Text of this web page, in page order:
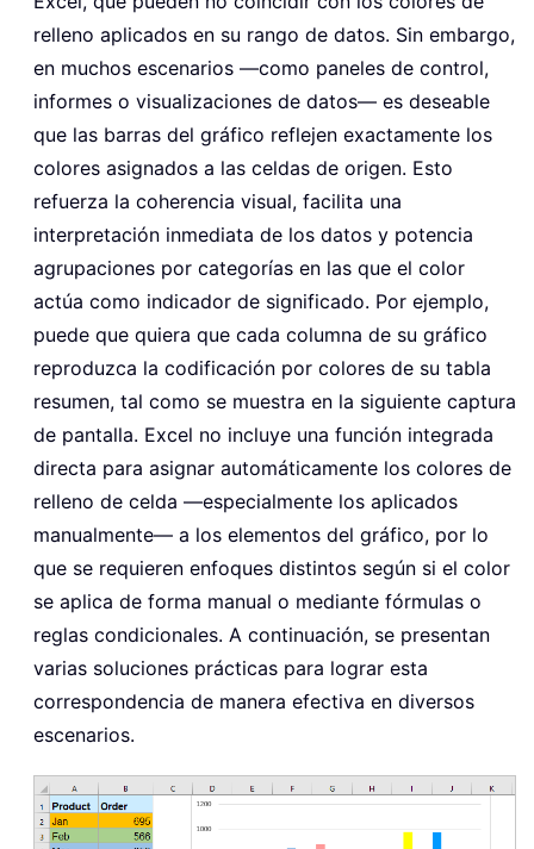
relleno aplicados en su rango de datos. Sin embargo,
en muchos escenarios —como paneles de control,
informes o visualizaciones de datos— es deseable
que las barras del gráfico reflejen exactamente los
colores asignados a las celdas de origen. Esto
refuerza la coherencia visual, facilita una
interpretación inmediata de los datos y potencia
agrupaciones por categorías en las que el color
actúa como indicador de significado. Por ejemplo,
puede que quiera que cada columna de su gráfico
reproduzca la codificación por colores de su tabla
resumen, tal como se muestra en la siguiente captura
de pantalla. Excel no incluye una función integrada
directa para asignar automáticamente los colores de
relleno de celda —especialmente los aplicados
manualmente— a los elementos del gráfico, por lo
que se requieren enfoques distintos según si el color
se aplica de forma manual o mediante fórmulas o
reglas condicionales. A continuación, se presentan
varias soluciones prácticas para lograr esta
correspondencia de manera efectiva en diversos
escenarios.